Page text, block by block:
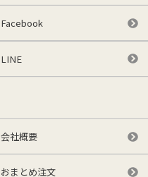
Facebook
LINE
会社概要
おまとめ注文